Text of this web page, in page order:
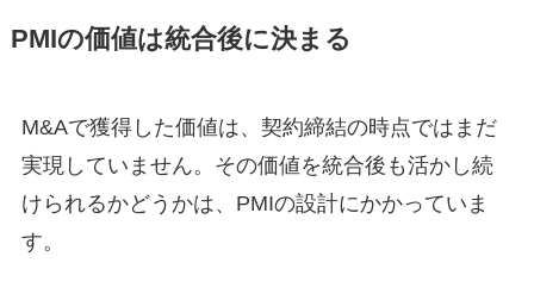
PMIの価値は統合後に決まる
M&Aで獲得した価値は、契約締結の時点ではまだ
実現していません。その価値を統合後も活かし続
けられるかどうかは、PMIの設計にかかっていま
す。